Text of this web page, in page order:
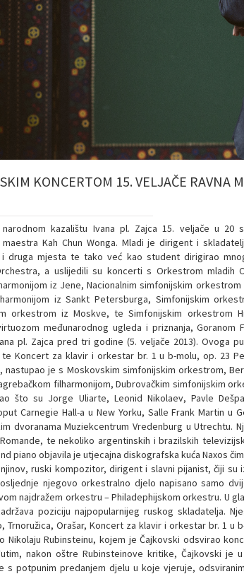
KONCERTOM 15. VELJAČE RAVNA
narodnom kazalištu Ivana pl. Zajca 15. veljače u
Kah Chun Wonga. Mladi je dirigent i
druga mjesta te tako već kao student dirigirao
a uslijedili su koncerti s Orkestrom mladih
iz Jene, Nacionalnim simfonijskim
iz Sankt Petersburga, Simfonijskim
orkestrom iz Moskve, te Simfonijskim orkestrom
međunarodnog ugleda i priznanja,
pl. Zajca pred tri godine (5. veljače 2013). Ovoga
te Koncert za klavir i orkestar br. 1 u b-molu, op. 23
nastupao je s Moskovskim simfonijskim orkestrom,
filharmonijom, Dubrovačkim simfonijskim
što su Jorge Uliarte, Leonid Nikolaev, Pavle
Carnegie Hall-a u New Yorku, Salle Frank Martin u
dvoranama Muziekcentrum Vredenburg u Utrechtu.
te nekoliko argentinskih i brazilskih
piano objavila je utjecajna diskografska kuća Naxos
ruski kompozitor, dirigent i slavni pijanist, čiji
njegovo orkestralno djelo napisano samo
najdražem orkestru – Philadephijskom orkestru. U
poziciju najpopularnijeg ruskog skladatelja.
Trnoružica, Orašar, Koncert za klavir i orkestar br. 1
Nikolaju Rubinsteinu, kojem je Čajkovski odsvirao
nakon oštre Rubinsteinove kritike, Čajkovski je
s potpunim predanjem djelu u koje vjeruje,